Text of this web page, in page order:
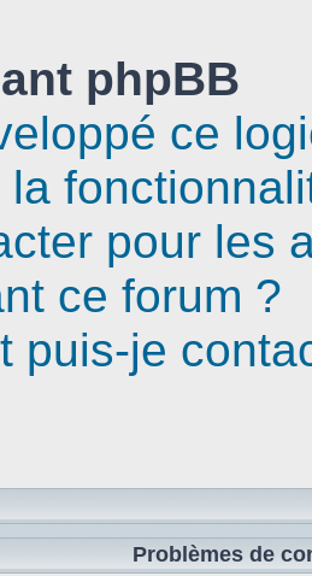
phpBB
ce
pour les
ce forum ?
puis-je
Problèmes de